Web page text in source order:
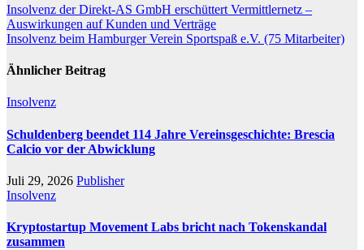
Beitragsnavigation
Insolvenz der Direkt-AS GmbH erschüttert Vermittlernetz –
Auswirkungen auf Kunden und Verträge
Insolvenz beim Hamburger Verein Sportspaß e.V. (75 Mitarbeiter)
Ähnlicher Beitrag
Insolvenz
Schuldenberg beendet 114 Jahre Vereinsgeschichte: Brescia
Calcio vor der Abwicklung
Juli 29, 2026 Publisher
Insolvenz
Kryptostartup Movement Labs bricht nach Tokenskandal
zusammen